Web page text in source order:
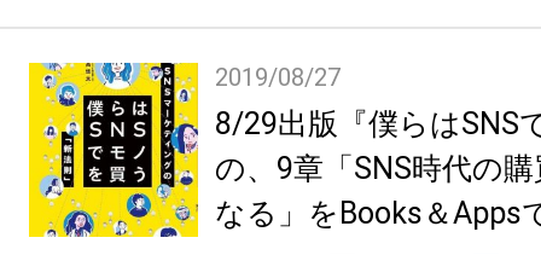
2019/08/27
8/29出版『僕らはSNS
の、9章「SNS時代の
なる」をBooks＆Apps